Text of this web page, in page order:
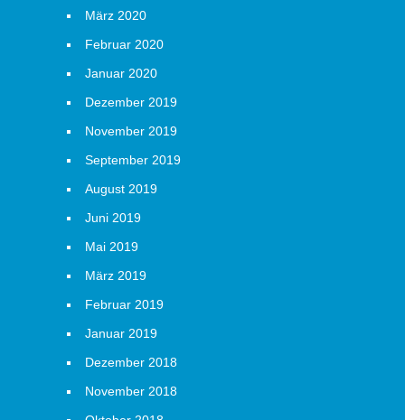
März 2020
Februar 2020
Januar 2020
Dezember 2019
November 2019
September 2019
August 2019
Juni 2019
Mai 2019
März 2019
Februar 2019
Januar 2019
Dezember 2018
November 2018